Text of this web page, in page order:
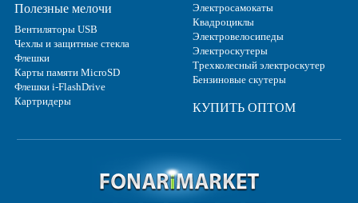
Полезные мелочи
Вентиляторы USB
Чехлы и защитные стекла
Флешки
Карты памяти MicroSD
Флешки i-FlashDrive
Картридеры
Электросамокаты
Квадроциклы
Электровелосипеды
Электроскутеры
Трехколесный электроскутер
Бензиновые скутеры
КУПИТЬ ОПТОМ